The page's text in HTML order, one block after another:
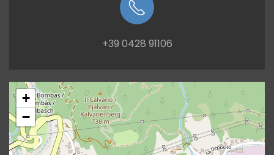
+39 0428 91106
+
−